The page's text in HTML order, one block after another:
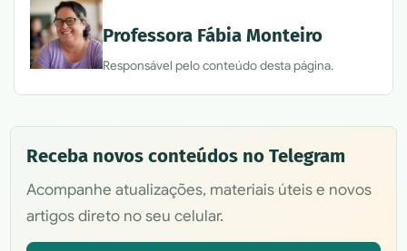
Professora Fábia Monteiro
Responsável pelo conteúdo desta página.
Receba novos conteúdos no Telegram
Acompanhe atualizações, materiais úteis e novos
artigos direto no seu celular.